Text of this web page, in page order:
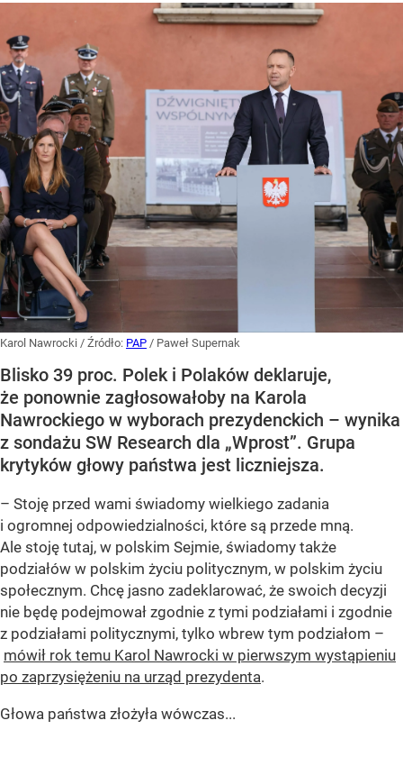
Karol Nawrocki / Źródło: PAP / Paweł Supernak
Blisko 39 proc. Polek i Polaków deklaruje,
że ponownie zagłosowałoby na Karola
Nawrockiego w wyborach prezydenckich – wynika
z sondażu SW Research dla „Wprost”. Grupa
krytyków głowy państwa jest liczniejsza.
– Stoję przed wami świadomy wielkiego zadania
i ogromnej odpowiedzialności, które są przede mną.
Ale stoję tutaj, w polskim Sejmie, świadomy także
podziałów w polskim życiu politycznym, w polskim życiu
społecznym. Chcę jasno zadeklarować, że swoich decyzji
nie będę podejmował zgodnie z tymi podziałami i zgodnie
z podziałami politycznymi, tylko wbrew tym podziałom –
mówił rok temu Karol Nawrocki w pierwszym wystąpieniu
po zaprzysiężeniu na urząd prezydenta.
Głowa państwa złożyła wówczas...